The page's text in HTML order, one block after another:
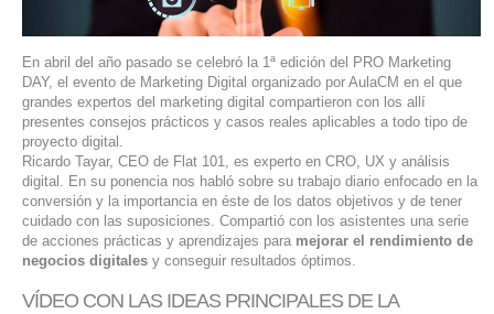
PAGINAS WEB PARA NEGOCIOS
PAGINA WEB CON MANEJADOR DE CONTENIDOS
PAGINA WEB CON CATÁLOGO DE PRODUCTOS
PAGINAS WEB A MEDIDA
APPS PARA NEGOCIOS
En abril del año pasado se celebró la 1ª edición del PRO Marketing
DAY, el evento de Marketing Digital organizado por AulaCM en el que
grandes expertos del marketing digital compartieron con los allí
presentes consejos prácticos y casos reales aplicables a todo tipo de
proyecto digital.
Ricardo Tayar, CEO de Flat 101, es experto en CRO, UX y análisis
digital. En su ponencia nos habló sobre su trabajo diario enfocado en la
conversión y la importancia en éste de los datos objetivos y de tener
cuidado con las suposiciones. Compartió con los asistentes una serie
de acciones prácticas y aprendizajes para mejorar el rendimiento de
negocios digitales y conseguir resultados óptimos.
VÍDEO CON LAS IDEAS PRINCIPALES DE LA